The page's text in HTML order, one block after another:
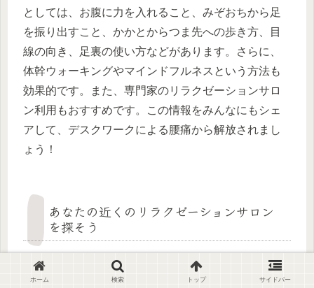
としては、お腹に力を入れること、みぞおちから足
を振り出すこと、かかとからつま先への歩き方、目
線の向き、足裏の使い方などがあります。さらに、
体幹ウォーキングやマインドフルネスという方法も
効果的です。また、専門家のリラクゼーションサロ
ン利用もおすすめです。この情報をみんなにもシェ
アして、デスクワークによる腰痛から解放されまし
ょう！
あなたの近くのリラクゼーションサロン
を探そう
デスクワークによる腰痛を改善したいと思ったら、
ホーム 検索 トップ サイドバー